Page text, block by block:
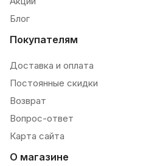
Блог
Покупателям
Доставка и оплата
Постоянные скидки
Возврат
Вопрос-ответ
Карта сайта
О магазине